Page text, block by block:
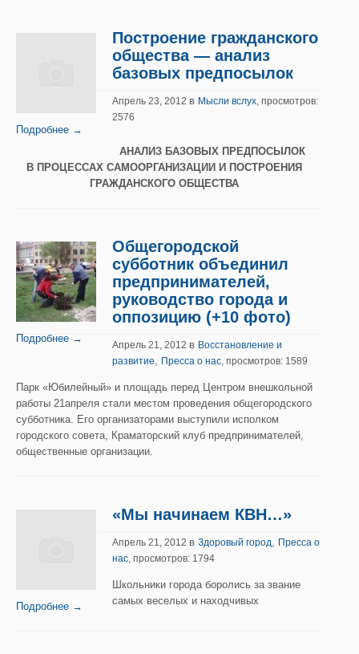
Подробнее →
Построение гражданского
общества — анализ
базовых предпосылок
Апрель 23, 2012 в Мысли вслух , просмотров:
2576
АНАЛИЗ БАЗОВЫХ ПРЕДПОСЫЛОК
В ПРОЦЕССАХ САМООРГАНИЗАЦИИ И ПОСТРОЕНИЯ
ГРАЖДАНСКОГО ОБЩЕСТВА
Подробнее →
Общегородской
субботник объединил
предпринимателей,
руководство города и
оппозицию (+10 фото)
Апрель 21, 2012 в Восстановление и
развитие
Пресса о нас , просмотров: 1589
Парк «Юбилейный» и площадь перед Центром внешкольной
работы 21апреля стали местом проведения общегородского
субботника. Его организаторами выступили исполком
городского совета, Краматорский клуб предпринимателей,
общественные организации.
Подробнее →
«Мы начинаем КВН…»
Апрель 21, 2012 в Здоровый город
Пресса о
нас , просмотров: 1794
Школьники города боролись за звание
самых веселых и находчивых